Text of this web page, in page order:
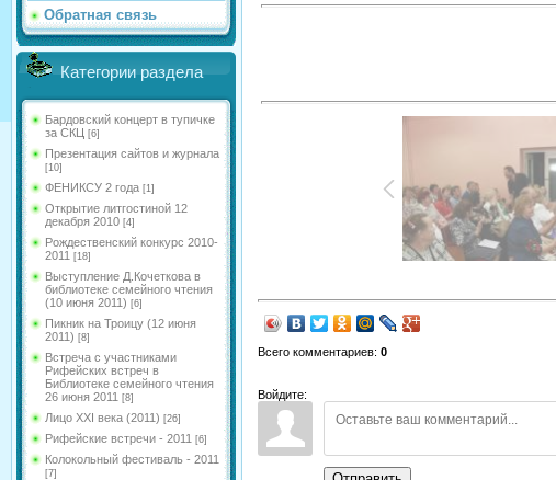
Обратная связь
Категории раздела
Бардовский концерт в тупичке
за СКЦ [6]
Презентация сайтов и журнала
[10]
ФЕНИКСУ 2 года [1]
Открытие литгостиной 12
декабря 2010 [4]
Рождественский конкурс 2010-
2011 [18]
Выступление Д.Кочеткова в
библиотеке семейного чтения
(10 июня 2011) [6]
Пикник на Троицу (12 июня
2011) [8]
Встреча с участниками
Рифейских встреч в
Библиотеке семейного чтения
26 июня 2011 [8]
Лицо XXI века (2011) [26]
Рифейские встречи - 2011 [6]
Колокольный фестиваль - 2011
[7]
Всего комментариев: 0
Войдите: